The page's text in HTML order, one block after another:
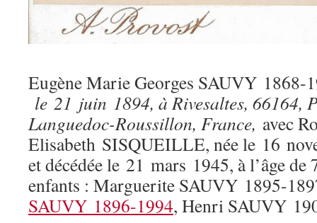
Eugène Marie Georges SAUVY 1868-
le 21 juin 1894, à Rivesaltes, 66164,
Languedoc-Roussillon, France, avec
Elisabeth SISQUEILLE, née le 16
et décédée le 21 mars 1945, à l’âge
enfants : Marguerite SAUVY 1895-
SAUVY 1896-1994, Henri SAUVY